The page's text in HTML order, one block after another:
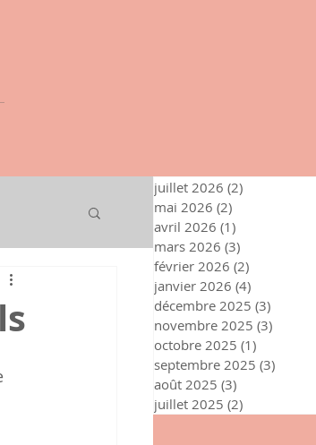
juillet 2026 (2)
mai 2026 (2)
avril 2026 (1)
mars 2026 (3)
février 2026 (2)
janvier 2026 (4)
décembre 2025 (3)
novembre 2025 (3)
octobre 2025 (1)
septembre 2025 (3)
août 2025 (3)
juillet 2025 (2)